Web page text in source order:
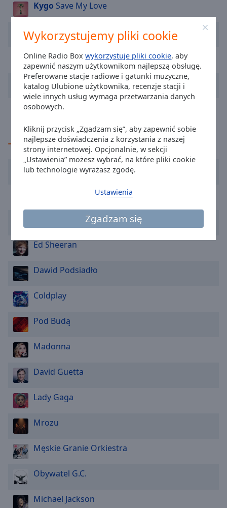
Wykorzystujemy pliki cookie
Online Radio Boxwykorzystuje pliki cookie, aby
zapewnić naszym użytkownikom najlepszą obsługę.
Preferowane stacje radiowe i gatunki muzyczne,
katalog Ulubione użytkownika, recenzje stacji i
wiele innych usług wymaga przetwarzania danych
osobowych.
Kliknij przycisk „Zgadzam się”, aby zapewnić sobie
najlepsze doświadczenia z korzystania z naszej
strony internetowej. Opcjonalnie, w sekcji
„Ustawienia” możesz wybrać, na które pliki cookie
lub technologie wyrażasz zgodę.
Zgadzam się
Ustawienia
cancel
window.
Background
Caption
Area
Background
Color
Opacity
Font
Size
Edge
Style
Family
Reset
Close
Dialog
Kygo Save My Love
Stick FigureAngels Above Me
Andy DustZokaria
Natalia NykielKokosanki
Alex Warren
TOP Wykonawcy
Lady Pank
Ed Sheeran
Dawid Podsiadło
Coldplay
Pod Budą
Madonna
David Guetta
Lady Gaga
Mrozu
Męskie Granie Orkiestra
Obywatel G.C.
Michael Jackson